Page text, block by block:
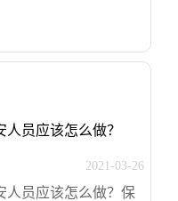
员应该怎么做？
2021-03-26
人员应该怎么做？保